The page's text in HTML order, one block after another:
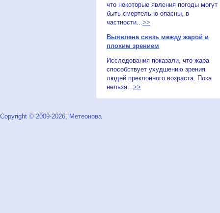
что некоторые явления погоды могут
быть смертельно опасны, в
частности...>>
Выявлена связь между жарой и
плохим зрением
Исследования показали, что жара
способствует ухудшению зрения
людей преклонного возраста. Пока
нельзя...>>
Copyright © 2009-2026, Метеонова